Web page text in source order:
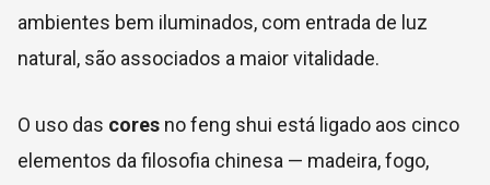
ambientes bem iluminados, com entrada de luz
natural, são associados a maior vitalidade.
O uso das cores no feng shui está ligado aos cinco
elementos da filosofia chinesa — madeira, fogo,